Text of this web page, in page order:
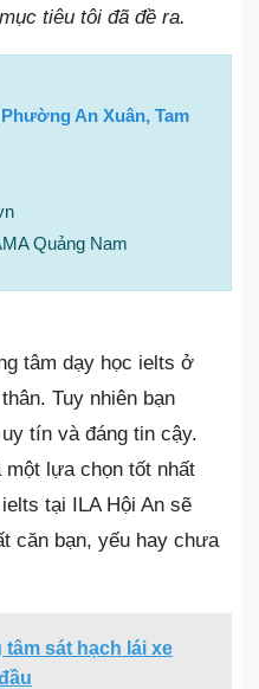
tiêu tôi đã đề ra.
An Xuân, Tam
Quảng Nam
tâm dạy học ielts ở
Tuy nhiên bạn
tín và đáng tin cậy.
lựa chọn tốt nhất
tại ILA Hội An sẽ
căn bạn, yếu hay chưa
tâm sát hạch lái xe